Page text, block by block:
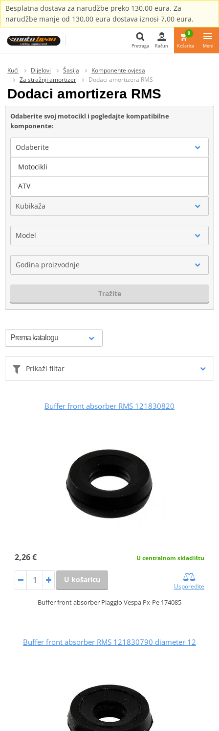
Besplatna dostava za narudžbe preko 130,00 eura. Za
narudžbe manje od 130,00 eura dostava iznosi 7,00 eura.
Pretraga Račun
0
Košarica Meni
Kući Dijelovi Šasija
Komponente ovjesa
Za stražnji amortizer
Dodaci amortizera RMS
Dodaci amortizera RMS
Odaberite svoj motocikl i pogledajte kompatibilne
komponente:
Odaberite
Marka
Kubikaža
Model
Godina proizvodnje
Tražite
Prikaži filtar
Buffer front absorber RMS 121830820
2,26 € U centralnom skladištu
U košaricu
Usporedite
Buffer front absorber Piaggio Vespa Px-Pe 174085
Buffer front absorber RMS 121830790 diameter 12
Motocikli
ATV